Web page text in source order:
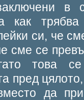
в
как
си, че
сме се
това
пред
да